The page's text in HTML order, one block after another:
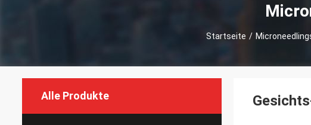
Startseite /
Alle Produkte